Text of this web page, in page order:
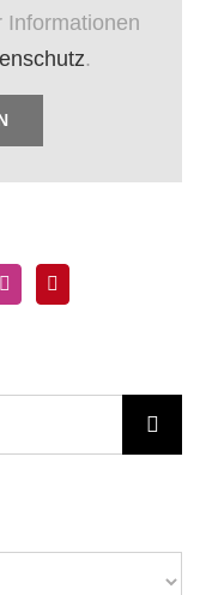
Informationen
.